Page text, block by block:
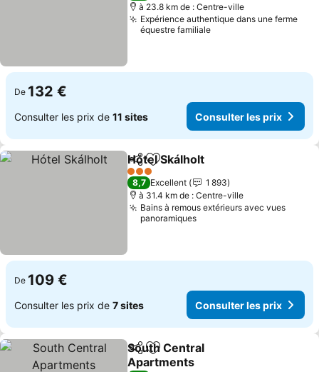
à 23.8 km de : Centre-ville
Expérience authentique dans une ferme
équestre familiale
De 132 €
Consulter les prix de 11 sites Consulter les prix
PartagerAjouter à mes favoris
Hótel Skálholt
3 Étoiles
8,7 Excellent
1 893
à 31.4 km de : Centre-ville
Bains à remous extérieurs avec vues
panoramiques
De 109 €
Consulter les prix de 7 sites Consulter les prix
PartagerAjouter à mes favoris
South Central
Apartments